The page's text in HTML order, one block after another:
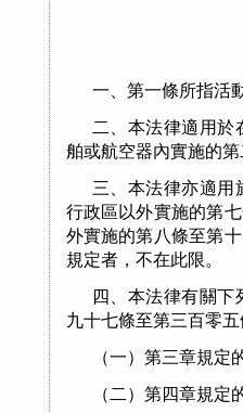
一、第一條所指活
二、本法律適用
舶或航空器內實施的
三、本法律亦適用
行政區以外實施的第
外實施的第八條至第
規定者，不在此限。
四、本法律有關
九十七條至第三百零
（一）第三章規定
（二）第四章規定